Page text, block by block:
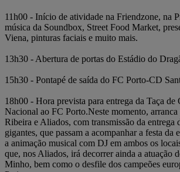
11h00 - Início de atividade na Friendzone, na
música da Soundbox, Street Food Market,
Viena, pinturas faciais e muito mais.
13h30 - Abertura de portas do Estádio do
15h30 - Pontapé de saída do FC Porto-CD
18h00 - Hora prevista para entrega da Taça de
Nacional ao FC Porto.Neste momento, arranca
Ribeira e Aliados, com transmissão da entrega
gigantes, que passam a acompanhar a festa da
a animação musical com DJ em ambos os
que, nos Aliados, irá decorrer ainda a atuação
Minho, bem como o desfile dos campeões